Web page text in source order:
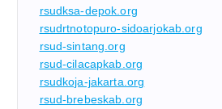
rsudksa-depok.org
rsudrtnotopuro-sidoarjokab.org
rsud-sintang.org
rsud-cilacapkab.org
rsudkoja-jakarta.org
rsud-brebeskab.org